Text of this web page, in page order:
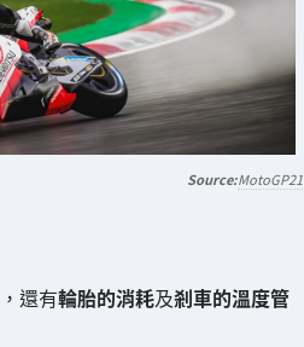
MotoGP21
，還有輪胎的消耗及剎車的溫度管